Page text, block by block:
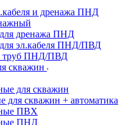
и дренажа ПНД
дренажа ПНД
эл.кабеля ПНД/ПВД
труб ПНД/ПВД
скважин
для скважин
для скважин + автоматика
ПВХ
ПНД